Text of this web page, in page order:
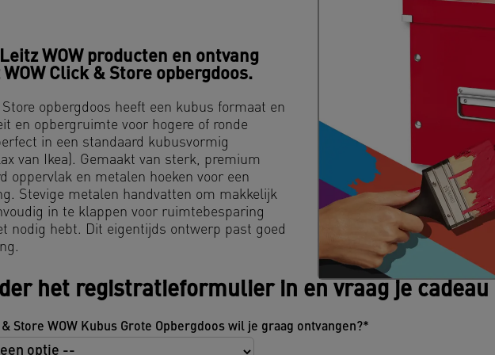
WOW producten en ontvang
Click & Store opbergdoos.
Store opbergdoos heeft een kubus formaat en
en opbergruimte voor hogere of ronde
in een standaard kubusvormig
van Ikea). Gemaakt van sterk, premium
oppervlak en metalen hoeken voor een
Stevige metalen handvatten om makkelijk
in te klappen voor ruimtebesparing
nodig hebt. Dit eigentijds ontwerp past goed
het registratieformulier in en vraag je cadeau
Store WOW Kubus Grote Opbergdoos wil je graag ontvangen?